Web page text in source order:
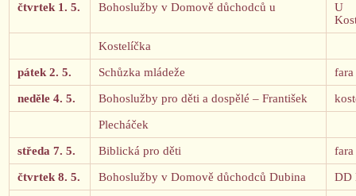
čtvrtek 1. 5. Bohoslužby v Domově důchodců u
U
Kostelíčka
pátek 2. 5. Schůzka mládeže fara
neděle 4. 5. Bohoslužby pro děti a dospělé – František
Plecháček
středa 7. 5. Biblická pro děti fara
čtvrtek 8. 5. Bohoslužby v Domově důchodců Dubina DD